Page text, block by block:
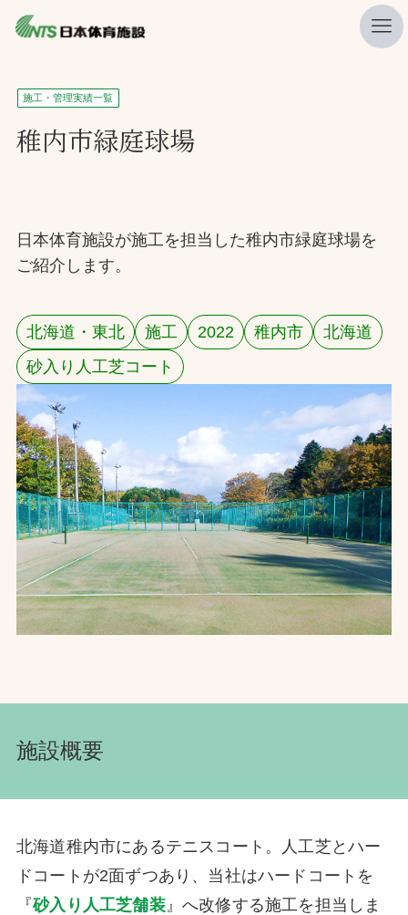
私たちの強み
ニュース
製品・サービス一覧
施工・管理実績一覧
採用情報
検索
お問合せ
お取引先の皆様へ
プライバシーポリシー
ソーシャルメディアポリシー
文字の見えづらさや操作にお困りの方へ
施工・管理実績一覧
稚内市緑庭球場
日本体育施設が施工を担当した稚内市緑庭球場を
ご紹介します。
北海道・東北 施工 2022 稚内市
北海道
砂入り人工芝コート
施設概要
北海道稚内市にあるテニスコート。人工芝とハー
ドコートが2面ずつあり、当社はハードコートを
『砂入り人工芝舗装』へ改修する施工を担当しま